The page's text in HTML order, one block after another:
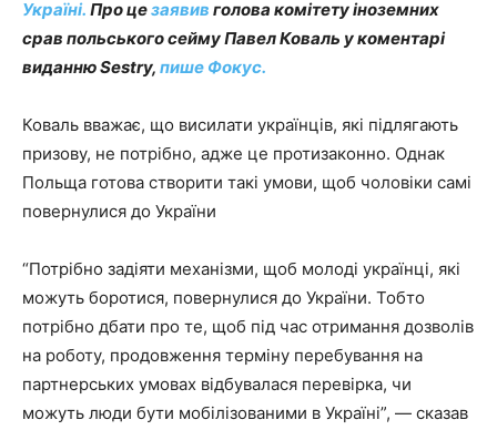
Україні. Про цезаявив голова комітету іноземних
срав польського сейму Павел Коваль у коментарі
виданню Sestry, пише Фокус.
Коваль вважає, що висилати українців, які підлягають
призову, не потрібно, адже це протизаконно. Однак
Польща готова створити такі умови, щоб чоловіки самі
повернулися до України
“Потрібно задіяти механізми, щоб молоді українці, які
можуть боротися, повернулися до України. Тобто
потрібно дбати про те, щоб під час отримання дозволів
на роботу, продовження терміну перебування на
партнерських умовах відбувалася перевірка, чи
можуть люди бути мобілізованими в Україні”, — сказав